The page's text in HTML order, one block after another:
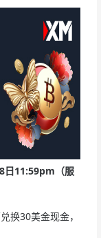
日11:59pm（服
换30美金现金，